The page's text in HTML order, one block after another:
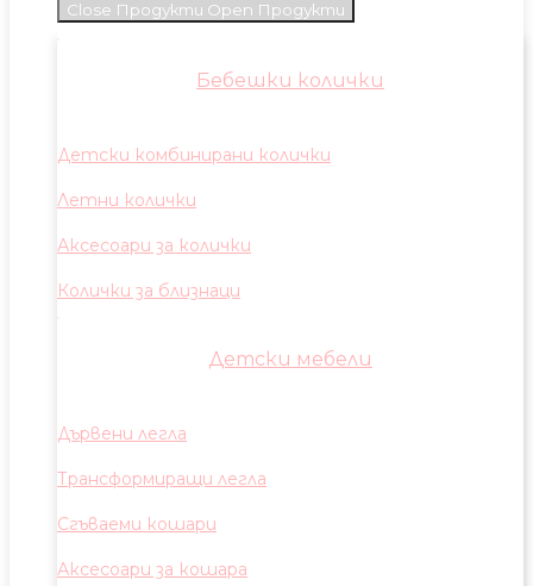
Close Продукти Open Продукти
Бебешки колички
Детски комбинирани колички
Летни колички
Аксесоари за колички
Колички за близнаци
Детски мебели
Дървени легла
Трансформиращи легла
Сгъваеми кошари
Аксесоари за кошара